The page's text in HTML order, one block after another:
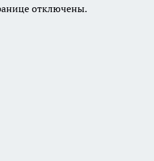
отключены.